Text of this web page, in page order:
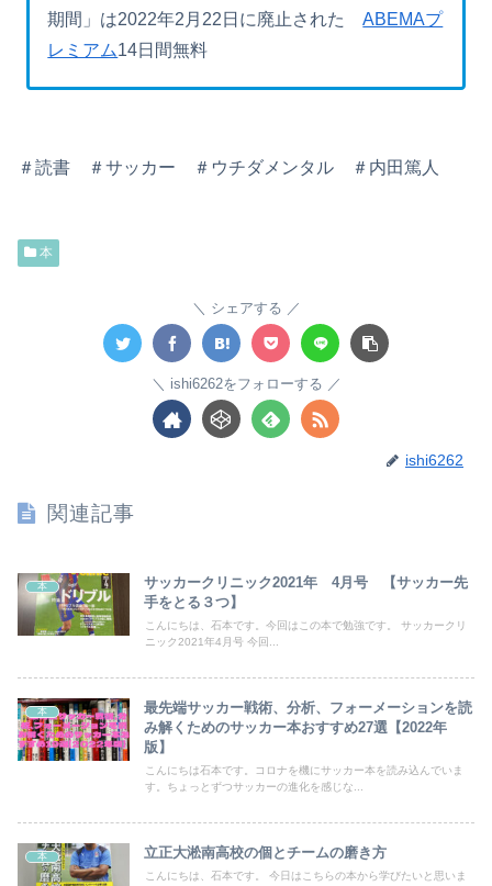
期間」は2022年2月22日に廃止されたABEMAプ
レミアム14日間無料
＃読書 ＃サッカー ＃ウチダメンタル ＃内田篤人
本
シェアする
ishi6262をフォローする
ishi6262
関連記事
本
サッカークリニック2021年 4月号 【サッカー先
手をとる３つ】
こんにちは、石本です。今回はこの本で勉強です。 サッカークリ
ニック2021年4月号 今回...
本
最先端サッカー戦術、分析、フォーメーションを読
み解くためのサッカー本おすすめ27選【2022年
版】
こんにちは石本です。コロナを機にサッカー本を読み込んでいま
す。ちょっとずつサッカーの進化を感じな...
本 立正大淞南高校の個とチームの磨き方
こんにちは、石本です。 今日はこちらの本から学びたいと思いま